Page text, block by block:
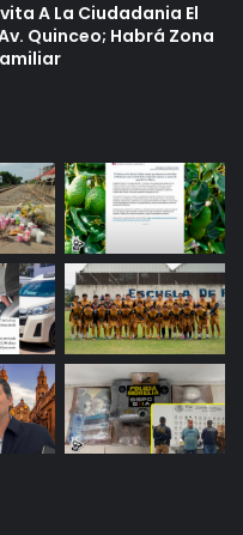
A La Ciudadania El
Quinceo; Habrá Zona